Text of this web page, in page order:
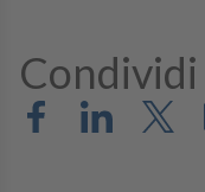
Condividi